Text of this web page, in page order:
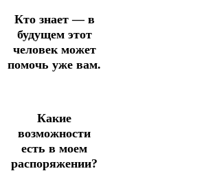
Кто знает — в
будущем этот
человек может
помочь уже вам.
Какие
возможности
есть в моем
распоряжении?